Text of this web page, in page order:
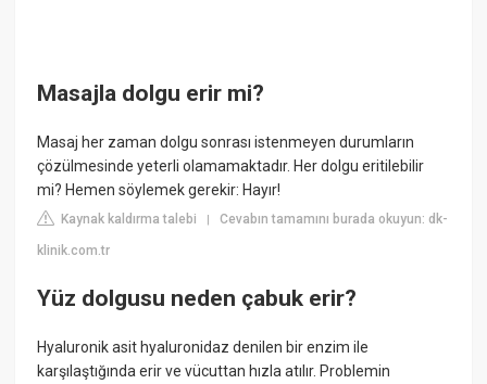
Masajla dolgu erir mi?
Masaj her zaman dolgu sonrası istenmeyen durumların
çözülmesinde yeterli olamamaktadır. Her dolgu eritilebilir
mi? Hemen söylemek gerekir: Hayır!
Kaynak kaldırma talebi |Cevabın tamamını burada okuyun: dk-
klinik.com.tr
Yüz dolgusu neden çabuk erir?
Hyaluronik asit hyaluronidaz denilen bir enzim ile
karşılaştığında erir ve vücuttan hızla atılır. Problemin